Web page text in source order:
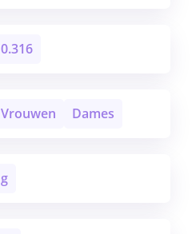
0.316
Vrouwen Dames
g